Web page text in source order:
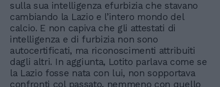
sulla sua intelligenza efurbizia che stavano
cambiando la Lazio e l’intero mondo del
calcio. E non capiva che gli attestati di
intelligenza e di furbizia non sono
autocertificati, ma riconoscimenti attribuiti
dagli altri. In aggiunta, Lotito parlava come se
la Lazio fosse nata con lui, non sopportava
confronti col passato, nemmeno con quello